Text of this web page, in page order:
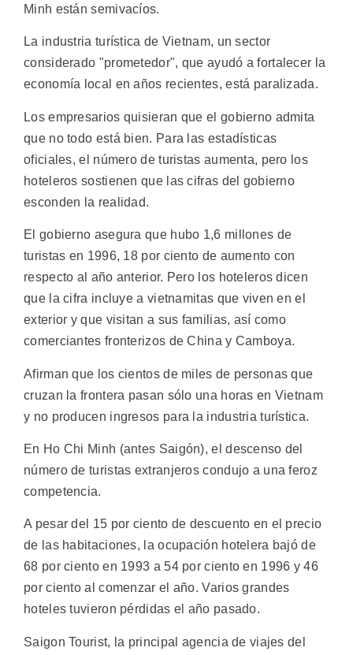
Minh están semivacíos.
La industria turística de Vietnam, un sector
considerado "prometedor", que ayudó a fortalecer la
economía local en años recientes, está paralizada.
Los empresarios quisieran que el gobierno admita
que no todo está bien. Para las estadísticas
oficiales, el número de turistas aumenta, pero los
hoteleros sostienen que las cifras del gobierno
esconden la realidad.
El gobierno asegura que hubo 1,6 millones de
turistas en 1996, 18 por ciento de aumento con
respecto al año anterior. Pero los hoteleros dicen
que la cifra incluye a vietnamitas que viven en el
exterior y que visitan a sus familias, así como
comerciantes fronterizos de China y Camboya.
Afirman que los cientos de miles de personas que
cruzan la frontera pasan sólo una horas en Vietnam
y no producen ingresos para la industria turística.
En Ho Chi Minh (antes Saigón), el descenso del
número de turistas extranjeros condujo a una feroz
competencia.
A pesar del 15 por ciento de descuento en el precio
de las habitaciones, la ocupación hotelera bajó de
68 por ciento en 1993 a 54 por ciento en 1996 y 46
por ciento al comenzar el año. Varios grandes
hoteles tuvieron pérdidas el año pasado.
Saigon Tourist, la principal agencia de viajes del